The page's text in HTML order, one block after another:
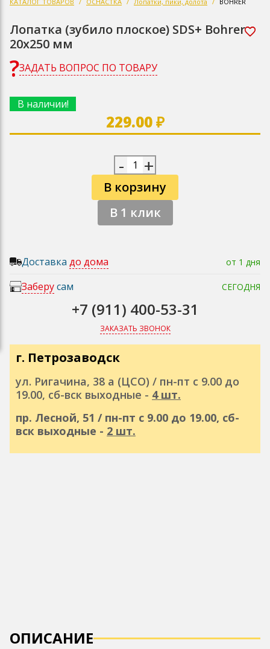
Лопатка (зубило плоское) SDS+ Bohrer
20х250 мм
ЗАДАТЬ ВОПРОС ПО ТОВАРУ
В наличии!
229.00 ₽
- +
В корзину
В 1 клик
Доставка до дома от 1 дня
Заберусам СЕГОДНЯ
+7 (911) 400-53-31
ЗАКАЗАТЬ ЗВОНОК
г. Петрозаводск
ул. Ригачина, 38 а (ЦСО) / пн-пт с 9.00 до
19.00, сб-вск выходные - 4 шт.
пр. Лесной, 51 / пн-пт с 9.00 до 19.00, сб-
вск выходные - 2 шт.
ОПИСАНИЕ